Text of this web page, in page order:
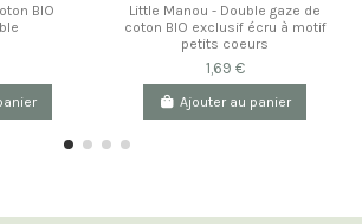
BIO
Little Manou - Double gaze de
coton BIO exclusif écru à motif
petits coeurs
1,69 €
Ajouter au panier